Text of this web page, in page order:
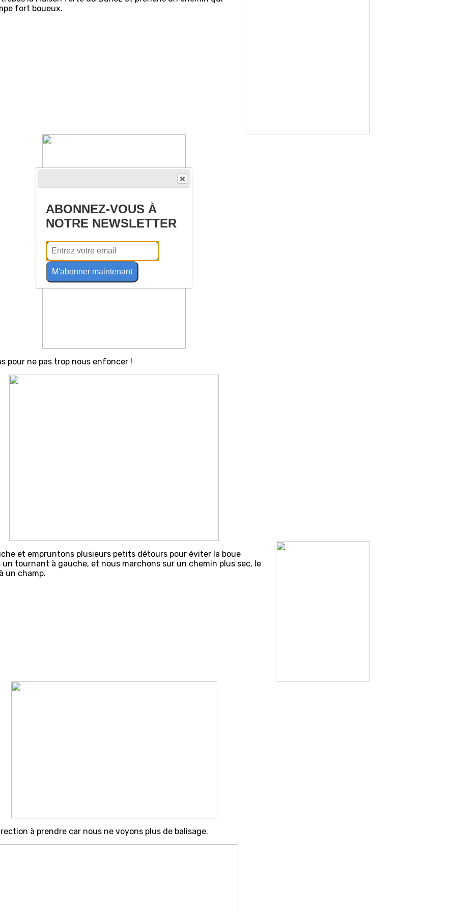
fort boueux.
pour ne pas trop nous enfoncer !
et empruntons plusieurs petits détours pour éviter la boue
tournant à gauche, et nous marchons sur un chemin plus sec, le
un champ.
à prendre car nous ne voyons plus de balisage.
ABONNEZ-VOUS À
NOTRE NEWSLETTER
M'abonner maintenant